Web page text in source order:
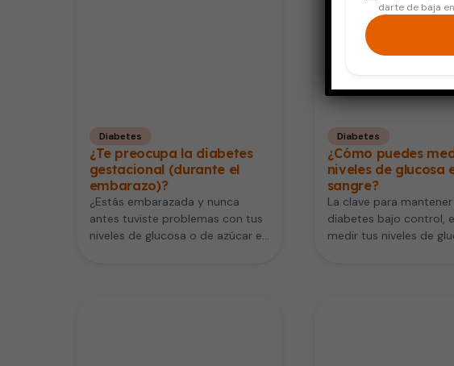
Diabetes
¿Te preocupa la diabetes
gestacional (durante el
embarazo)?
¿Estás embarazada y nunca
antes tuviste problemas con tus
niveles de glucosa o de azúcar en
Diabetes
¿Cómo puedes
niveles de glucosa
sangre?
La clave para
diabetes bajo control,
medir tus niveles de
darte de baja